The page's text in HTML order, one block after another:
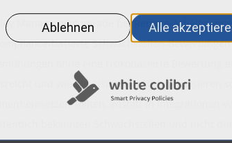
Management gerade bei Remote-
basierte Schwachstellen-Bewertungen
ohne eine risikobasierte Bewertung
und wie Sie Risiken wirklich priorisieren
einsetzen sollten, anstatt in Integrationen
bekannten Schwachstellen und nicht